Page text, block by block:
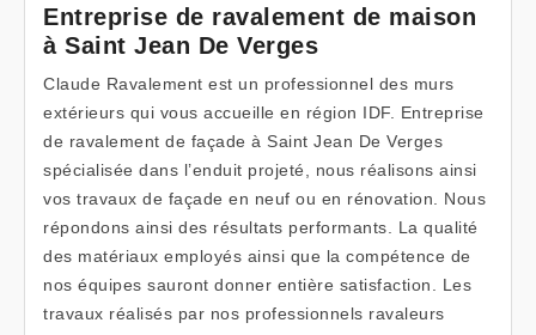
Entreprise de ravalement de maison
à Saint Jean De Verges
Claude Ravalement est un professionnel des murs
extérieurs qui vous accueille en région IDF. Entreprise
de ravalement de façade à Saint Jean De Verges
spécialisée dans l’enduit projeté, nous réalisons ainsi
vos travaux de façade en neuf ou en rénovation. Nous
répondons ainsi des résultats performants. La qualité
des matériaux employés ainsi que la compétence de
nos équipes sauront donner entière satisfaction. Les
travaux réalisés par nos professionnels ravaleurs